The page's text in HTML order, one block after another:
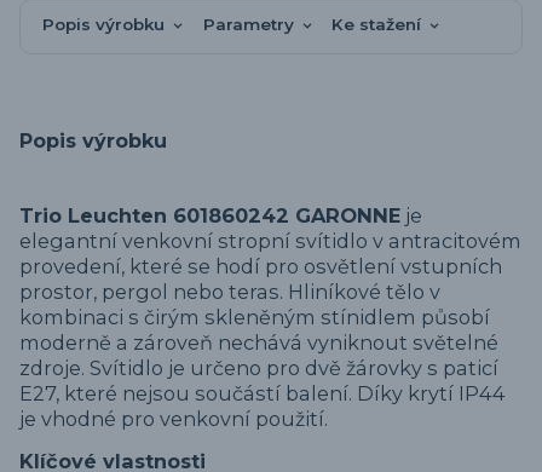
Popis výrobku Parametry Ke stažení
Popis výrobku
Trio Leuchten 601860242 GARONNE je
elegantní venkovní stropní svítidlo v antracitovém
provedení, které se hodí pro osvětlení vstupních
prostor, pergol nebo teras. Hliníkové tělo v
kombinaci s čirým skleněným stínidlem působí
moderně a zároveň nechává vyniknout světelné
zdroje. Svítidlo je určeno pro dvě žárovky s paticí
E27, které nejsou součástí balení. Díky krytí IP44
je vhodné pro venkovní použití.
Klíčové vlastnosti